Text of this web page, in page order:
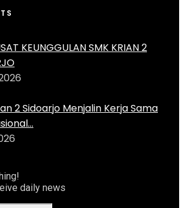
KEUNGGULAN SMK KRIAN 2
2 Sidoarjo Menjalin Kerja Sama
daily news